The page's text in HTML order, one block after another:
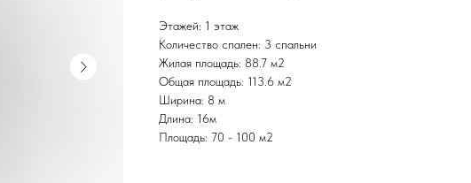
Этажей: 1 этаж
Количество спален: 3 спальни
Жилая площадь: 88.7 м2
Общая площадь: 113.6 м2
Ширина: 8 м
Длина: 16м
Площадь: 70 - 100 м2